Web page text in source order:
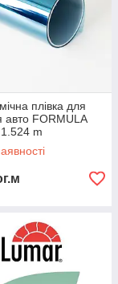
плівка для
авто FORMULA
m